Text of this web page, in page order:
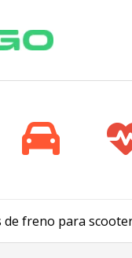
de freno para